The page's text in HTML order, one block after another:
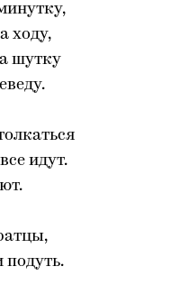
ходу,
шутку
идут.
подуть.